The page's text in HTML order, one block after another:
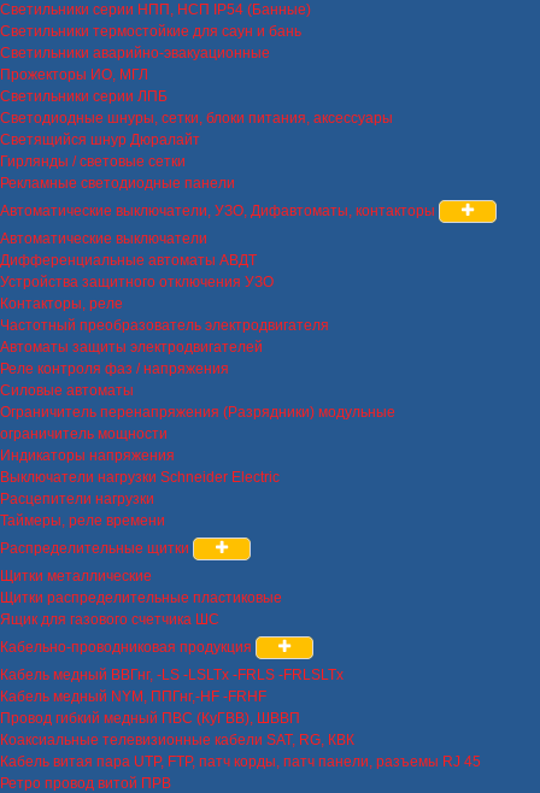
Светильники серии НПП, НСП IP54 (Банные)
Светильники термостойкие для саун и бань
Светильники аварийно-эвакуационные
Прожекторы ИО, МГЛ
Светильники серии ЛПБ
Светодиодные шнуры, сетки, блоки питания, аксессуары
Светящийся шнур Дюралайт
Гирлянды / световые сетки
Рекламные светодиодные панели
Автоматические выключатели, УЗО, Дифавтоматы, контакторы
Автоматические выключатели
Дифференциальные автоматы АВДТ
Устройства защитного отключения УЗО
Контакторы, реле
Частотный преобразователь электродвигателя
Автоматы защиты электродвигателей
Реле контроля фаз / напряжения
Силовые автоматы
Ограничитель перенапряжения (Разрядники) модульные
ограничитель мощности
Индикаторы напряжения
Выключатели нагрузки Schneider Electric
Расцепители нагрузки
Таймеры, реле времени
Распределительные щитки
Щитки металлические
Щитки распределительные пластиковые
Ящик для газового счетчика ШС
Кабельно-проводниковая продукция
Кабель медный ВВГнг, -LS -LSLTx -FRLS -FRLSLTx
Кабель медный NYM, ППГнг,-HF -FRHF
Провод гибкий медный ПВС (КуГВВ), ШВВП
Коаксиальные телевизионные кабели SAT, RG, КВК
Кабель витая пара UTP, FTP, патч корды, патч панели, разъемы RJ 45
Ретро провод витой ПРВ